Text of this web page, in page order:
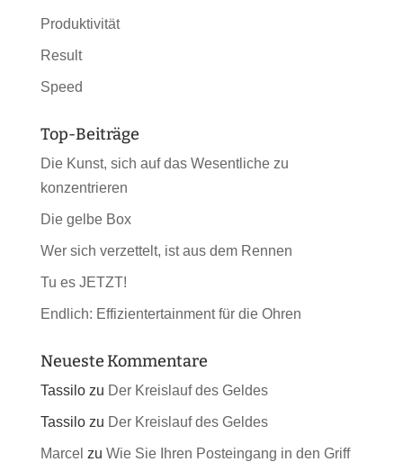
Produktivität
Result
Speed
Top-Beiträge
Die Kunst, sich auf das Wesentliche zu
konzentrieren
Die gelbe Box
Wer sich verzettelt, ist aus dem Rennen
Tu es JETZT!
Endlich: Effizientertainment für die Ohren
Neueste Kommentare
Tassilozu Der Kreislauf des Geldes
Tassilozu Der Kreislauf des Geldes
Marcel zu Wie Sie Ihren Posteingang in den Griff